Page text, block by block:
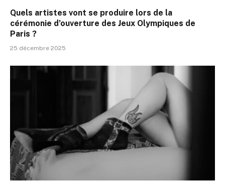
Quels artistes vont se produire lors de la
cérémonie d’ouverture des Jeux Olympiques de
Paris ?
25 décembre 2025